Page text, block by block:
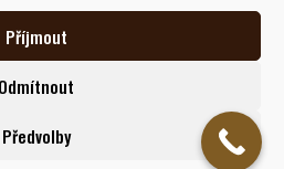
Příjmout
Odmítnout
Předvolby